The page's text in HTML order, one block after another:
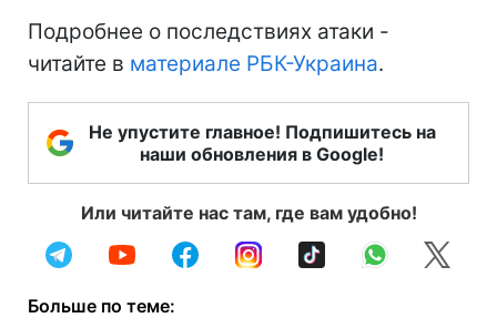
Подробнее о последствиях атаки -
читайте в материале РБК-Украина.
Не упустите главное! Подпишитесь на
наши обновления в Google!
Или читайте нас там, где вам удобно!
Больше по теме: